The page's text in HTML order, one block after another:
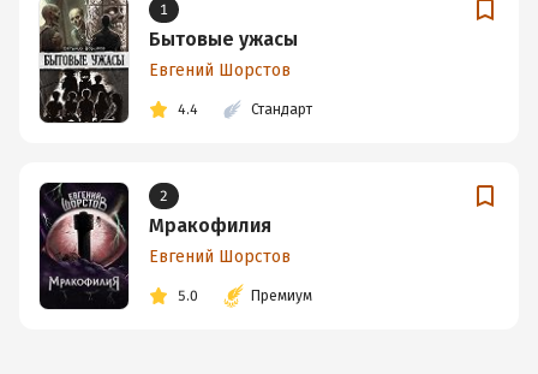
1
Бытовые ужасы
Евгений Шорстов
4.4 Стандарт
2
Мракофилия
Евгений Шорстов
5.0 Премиум